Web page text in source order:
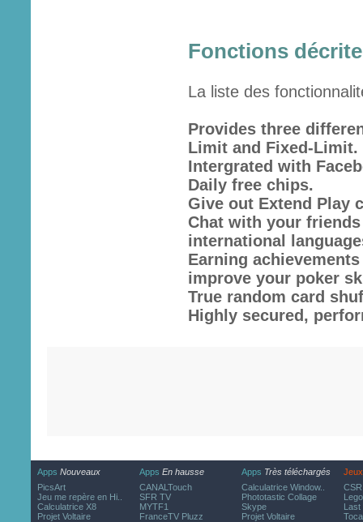
Fonctions
La liste des
Provides three
Limit and Fixed-Limit.
Intergrated with
Daily free chips.
Give out Extend Play
Chat with your
international
Earning
improve your poker
True random card
Highly secured,
Apps Nouveaux
PicsArt
Jeu me repère en Hi..
Calculatrice X8
Projet Voltaire
Apps En hausse
CANALTouch
SFR TV
MYTF1
FranceTV Pluzz
Apps Très téléchargés
Calculatrice Window..
Phototastic Collage
Skype
Projet Voltaire
Jeux
Last